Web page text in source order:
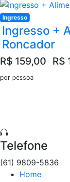
Ingresso
Ingresso +
Roncador
R$ 159,00 R$
por pessoa
Telefone
(61) 9809-5836
Home